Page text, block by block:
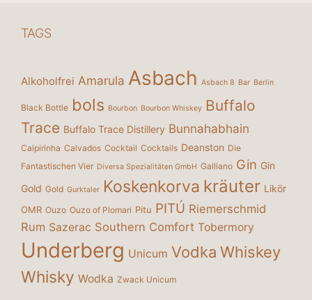
TAGS
Alkoholfrei Amarula Asbach Asbach 8 Bar Berlin
Black Bottle bols Bourbon Bourbon Whiskey Buffalo
Trace Buffalo Trace Distillery Bunnahabhain
Caipirinha Calvados Cocktail Cocktails Deanston Die
Fantastischen Vier Diversa Spezialitäten GmbH Galliano Gin Gin
Gold Gold Gurktaler Koskenkorva kräuter Likör
OMR Ouzo Ouzo of Plomari Pitu PITÚ Riemerschmid
Rum Sazerac Southern Comfort Tobermory
Underberg Unicum Vodka Whiskey
Whisky Wodka Zwack Unicum